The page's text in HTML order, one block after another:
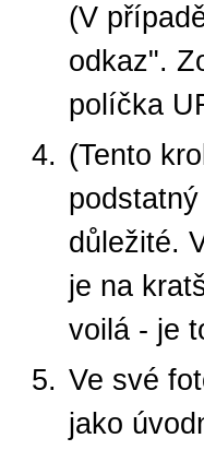
(V
odkaz".
políčka
(Tento
důležité.
je na
voilá - je
Ve své
jako